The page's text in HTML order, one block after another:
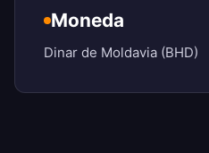
Moneda
Dinar de Moldavia (BHD)